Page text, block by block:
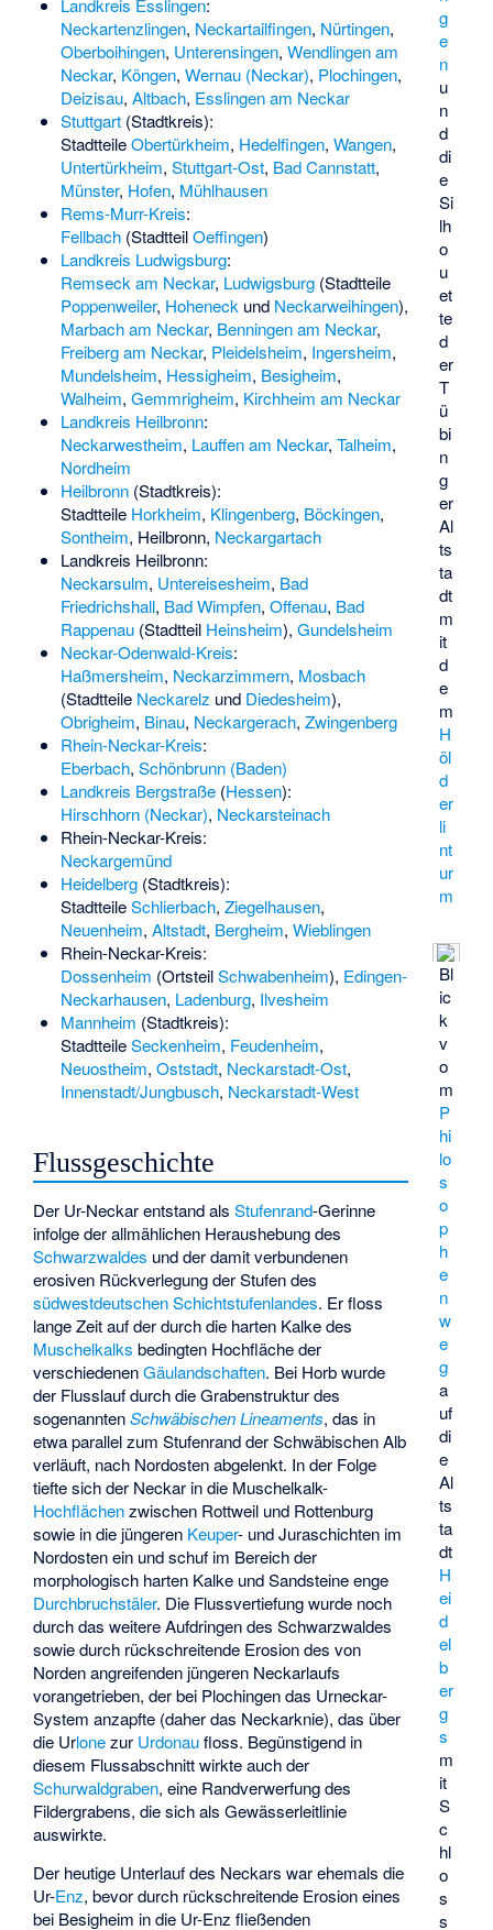
g
e
n
u
n
d
di
e
Si
lh
o
u
et
te
d
er
T
ü
bi
n
g
er
Al
ts
ta
dt
m
it
d
e
m
H
öl
d
er
li
nt
ur
m
Bl
ic
k
v
o
m
P
hi
lo
s
o
p
h
e
n
w
e
g
a
uf
di
e
Al
ts
ta
dt
H
ei
d
el
b
er
g
s
m
it
S
c
hl
o
s
s
Landkreis Esslingen:
Neckartenzlingen, Neckartailfingen, Nürtingen,
Oberboihingen, Unterensingen, Wendlingen am
Neckar, Köngen, Wernau (Neckar), Plochingen,
Deizisau, Altbach, Esslingen am Neckar
Stuttgart(Stadtkreis):
StadtteileObertürkheim, Hedelfingen, Wangen,
Untertürkheim, Stuttgart-Ost, Bad Cannstatt,
Münster, Hofen, Mühlhausen
Rems-Murr-Kreis:
Fellbach(StadtteilOeffingen)
Landkreis Ludwigsburg:
Remseck am Neckar, Ludwigsburg(Stadtteile
Poppenweiler, Hoheneckund Neckarweihingen),
Marbach am Neckar, Benningen am Neckar,
Freiberg am Neckar, Pleidelsheim, Ingersheim,
Mundelsheim, Hessigheim, Besigheim,
Walheim, Gemmrigheim, Kirchheim am Neckar
Landkreis Heilbronn:
Neckarwestheim, Lauffen am Neckar, Talheim,
Nordheim
Heilbronn(Stadtkreis):
Stadtteile Horkheim, Klingenberg, Böckingen,
Sontheim, Heilbronn, Neckargartach
Landkreis Heilbronn:
Neckarsulm, Untereisesheim, Bad
Friedrichshall, Bad Wimpfen, Offenau, Bad
Rappenau(Stadtteil Heinsheim), Gundelsheim
Neckar-Odenwald-Kreis:
Haßmersheim, Neckarzimmern, Mosbach
(Stadtteile Neckarelz und Diedesheim),
Obrigheim, Binau, Neckargerach, Zwingenberg
Rhein-Neckar-Kreis:
Eberbach, Schönbrunn (Baden)
Landkreis Bergstraße(Hessen):
Hirschhorn (Neckar), Neckarsteinach
Rhein-Neckar-Kreis:
Neckargemünd
Heidelberg(Stadtkreis):
StadtteileSchlierbach, Ziegelhausen,
Neuenheim, Altstadt, Bergheim, Wieblingen
Rhein-Neckar-Kreis:
Dossenheim (OrtsteilSchwabenheim), Edingen-
Neckarhausen, Ladenburg, Ilvesheim
Mannheim (Stadtkreis):
StadtteileSeckenheim, Feudenheim,
Neuostheim, Oststadt, Neckarstadt-Ost,
Innenstadt/Jungbusch, Neckarstadt-West
Flussgeschichte
Der Ur-Neckar entstand alsStufenrand-Gerinne
infolge der allmählichen Heraushebung des
Schwarzwaldes und der damit verbundenen
erosiven Rückverlegung der Stufen des
südwestdeutschen Schichtstufenlandes. Er floss
lange Zeit auf der durch die harten Kalke des
Muschelkalks bedingten Hochfläche der
verschiedenenGäulandschaften. Bei Horb wurde
der Flusslauf durch die Grabenstruktur des
sogenanntenSchwäbischen Lineaments, das in
etwa parallel zum Stufenrand der Schwäbischen Alb
verläuft, nach Nordosten abgelenkt. In der Folge
tiefte sich der Neckar in die Muschelkalk-
Hochflächenzwischen Rottweil und Rottenburg
sowie in die jüngeren Keuper- und Juraschichten im
Nordosten ein und schuf im Bereich der
morphologisch harten Kalke und Sandsteine enge
Durchbruchstäler. Die Flussvertiefung wurde noch
durch das weitere Aufdringen des Schwarzwaldes
sowie durch rückschreitende Erosion des von
Norden angreifenden jüngeren Neckarlaufs
vorangetrieben, der bei Plochingen das Urneckar-
System anzapfte (daher das Neckarknie), das über
die Urlonezur Urdonaufloss. Begünstigend in
diesem Flussabschnitt wirkte auch der
Schurwaldgraben, eine Randverwerfung des
Fildergrabens, die sich als Gewässerleitlinie
auswirkte.
Der heutige Unterlauf des Neckars war ehemals die
Ur-Enz, bevor durch rückschreitende Erosion eines
bei Besigheim in die Ur-Enz fließenden